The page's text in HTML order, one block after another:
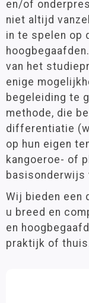
Methodes
Leeftijd
6 - 9 jaar
9 - 12 jaar
Pakketten
Filter op
en/of
niet altijd
in te spelen op
van het
enige
begeleiding te
methode, die
differentiatie
op hun eigen
kangoeroe- of
basisonderwijs
Wij bieden een
u breed en
en
praktijk of